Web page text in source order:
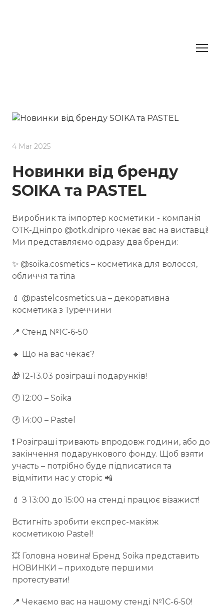
4 Mar 2025
Новинки від бренду
SOIKA та PASTEL
Виробник та імпортер косметики - компанія
ОТК-Дніпро @otk.dnipro чекає вас на виставці!
Ми представляємо одразу два бренди:
✨ @soika.cosmetics – косметика для волосся,
обличчя та тіла
💄 @pastelcosmetics.ua – декоративна
косметика з Туреччини
📍 Стенд №1С-6-50
🔹 Що на вас чекає?
🎁 12-13.03 розіграші подарунків!
🕛 12:00 – Soika
🕑 14:00 – Pastel
❗ Розіграші тривають впродовж години, або до
закінчення подарункового фонду. Щоб взяти
участь – потрібно буде підписатися та
відмітити нас у сторіс 📲
💄 З 13:00 до 15:00 на стенді працює візажист!
Встигніть зробити експрес-макіяж
косметикою Pastel!
💥 Головна новина! Бренд Soika представить
НОВИНКИ – приходьте першими
протестувати!
📍 Чекаємо вас на нашому стенді №1С-6-50!